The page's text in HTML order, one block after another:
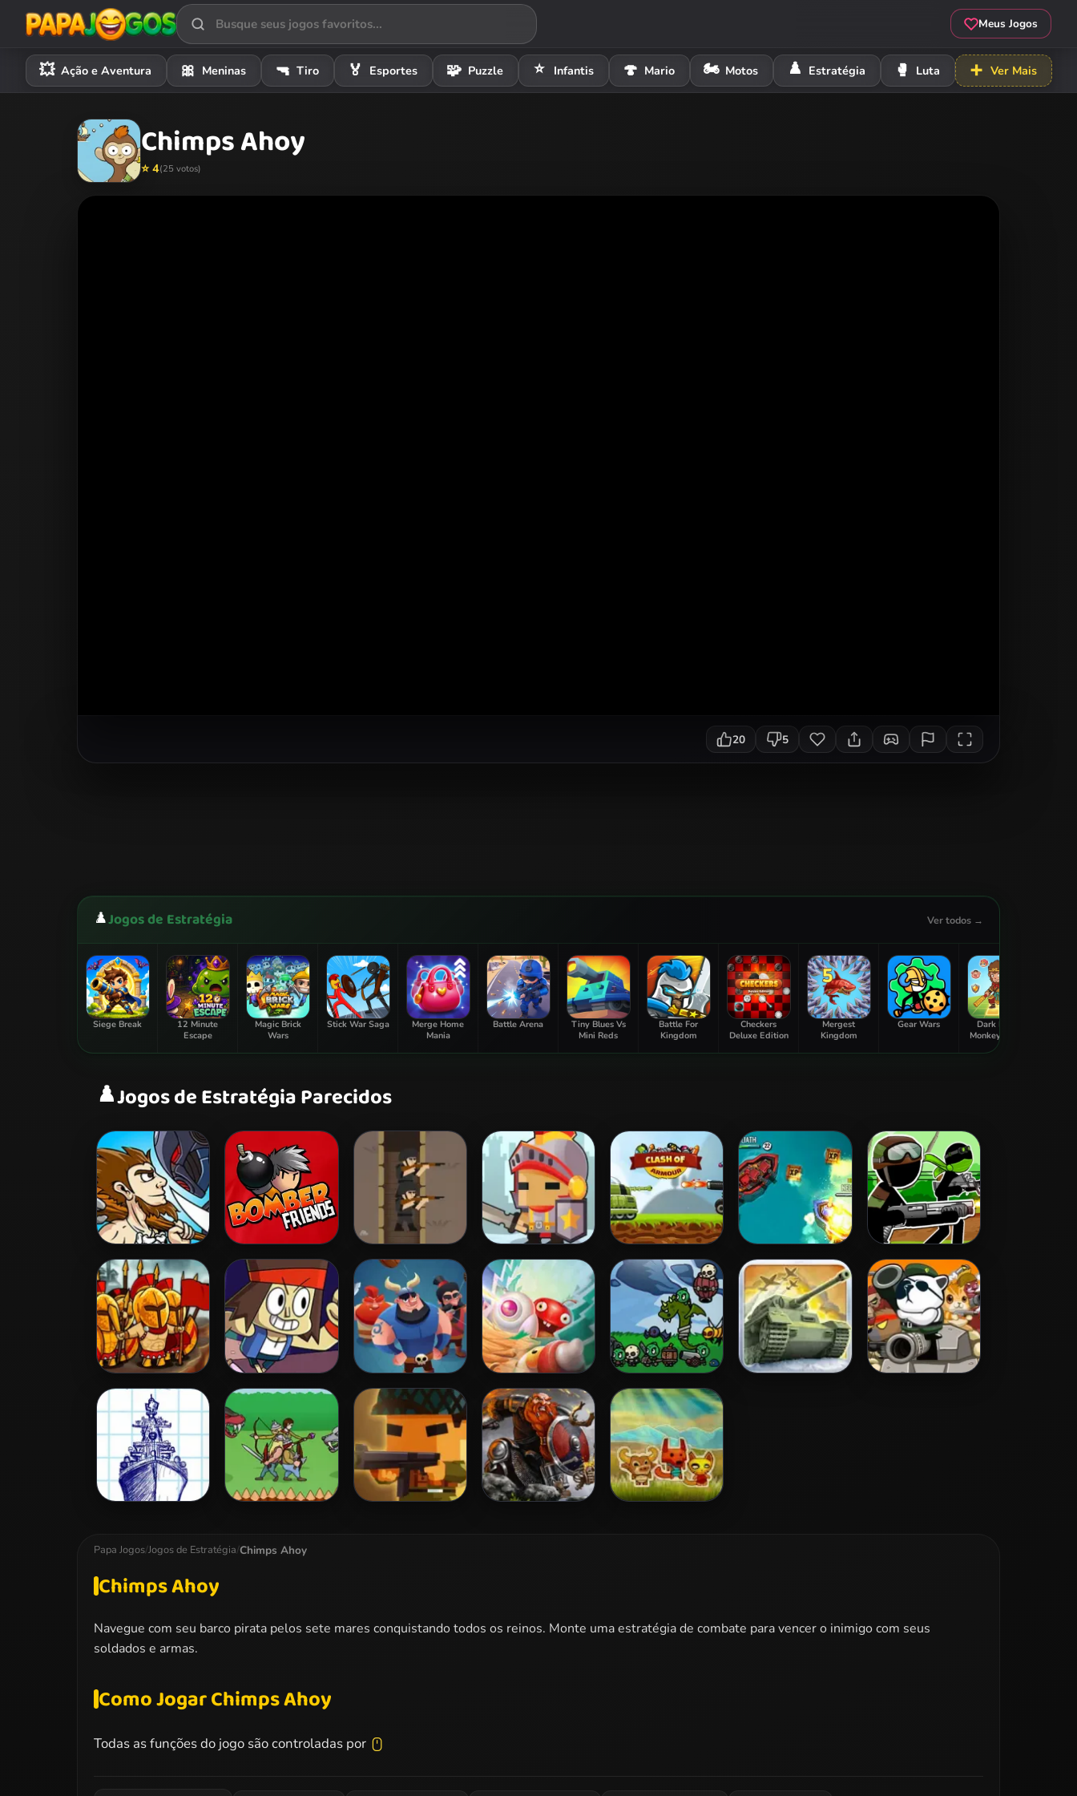
Meus Jogos
💥 Ação e Aventura 🎀 Meninas 🔫 Tiro 🏅 Esportes 🧩 Puzzle ⭐ Infantis 🍄 Mario 🏍️ Motos ♟️ Estratégia 🥊 Luta ➕ Ver Mais
Chimps Ahoy
⭐ 4(25 votos)
20 5
♟️Jogos de Estratégia Ver todos →
Siege Break
12 Minute
Escape
Magic Brick
Wars
Stick War Saga
Merge Home
Mania
Battle Arena
Tiny Blues Vs
Mini Reds
Battle For
Kingdom
Checkers
Deluxe Edition
Mergest
Kingdom
Gear Wars
Dark Myth:
Monkey Merge
♟️Jogos de Estratégia Parecidos
Age of War Bomber Friends Tiny Rifles Warriors League Clash of Armour Battle Boats.io Stickman Army:
The Resistance
Heroes of Myths
Warriors of Gods
Parking Lot Wars Clash of Vikings Apple Defender Castle Defense
Online
Papa Jogos/Jogos de Estratégia/Chimps Ahoy
Chimps Ahoy
Navegue com seu barco pirata pelos sete mares conquistando todos os reinos. Monte uma estratégia de combate para vencer o inimigo com seus
soldados e armas.
Como Jogar Chimps Ahoy
Todas as funções do jogo são controladas por